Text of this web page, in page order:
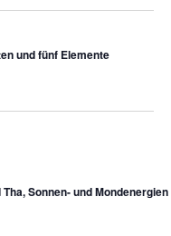
und fünf Elemente
Sonnen- und Mondenergien